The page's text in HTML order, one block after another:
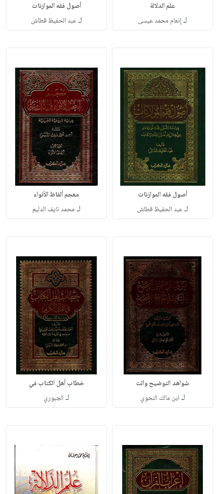
علم الدلالة
لـإنعام محمد عيسى
أصول فقه الموازنات
لـعبد الحفيظ قطاش
أصول فقه الموازنات
لـعبد الحفيظ قطاش
معجم ألفاظ الأنواء
لـ محمد نايف الدليم
شواهد التوضيح والت
لـ ابن مالك النحوي
خطاب أهل الكتاب في
لـ الجبوري